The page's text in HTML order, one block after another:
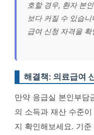
호할 경우, 환자 본
보다 커질 수 있습
급여 신청 자격을
해결책: 의료급여
만약 응급실 본인부담
의 소득과 재산 수준
지 확인해보세요. 기